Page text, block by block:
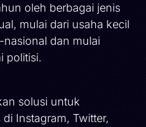
oleh berbagai jenis
mulai dari usaha kecil
dan mulai
politisi.
solusi untuk
Instagram, Twitter,